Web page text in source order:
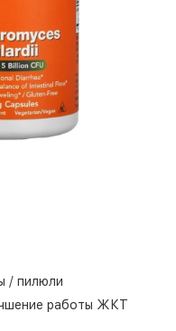
/ пилюли
работы ЖКТ